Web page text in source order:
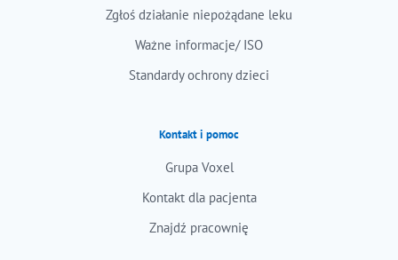
Zgłoś działanie niepożądane leku
Ważne informacje/ ISO
Standardy ochrony dzieci
Kontakt i pomoc
Grupa Voxel
Kontakt dla pacjenta
Znajdź pracownię